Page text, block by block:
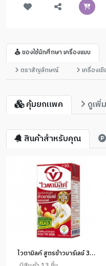
ของใช้นักศึกษา เครื่องแบบ
ตราสัญลักษณ์
เครื่องเ
คุ้มยกแพค ดูเพิ่
สินค้าสำหรับคุณ
ไวตามิลค์ สูตรข้าวบาร์เลย์ 330ml.